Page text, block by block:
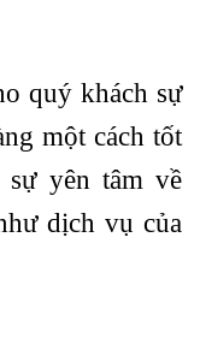
quý khách sự
một cách tốt
yên tâm về
dịch vụ của